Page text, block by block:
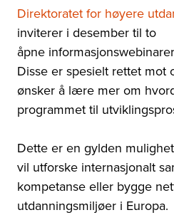
Direktoratet for høyere
inviterer i desember til to
åpne
Disse er spesielt rettet mot
ønsker å lære mer om
programmet til
Dette er en gylden
vil utforske internasjonalt
kompetanse eller bygge
utdanningsmiljøer i Europa.